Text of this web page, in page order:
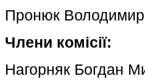
Пронюк Володимир
Члени комісії:
Нагорняк Богдан